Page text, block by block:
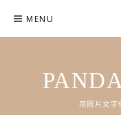
content
MENU
用照片文字